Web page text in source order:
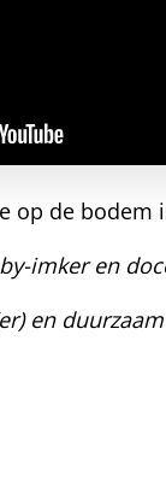
op de bodem
imker en
en